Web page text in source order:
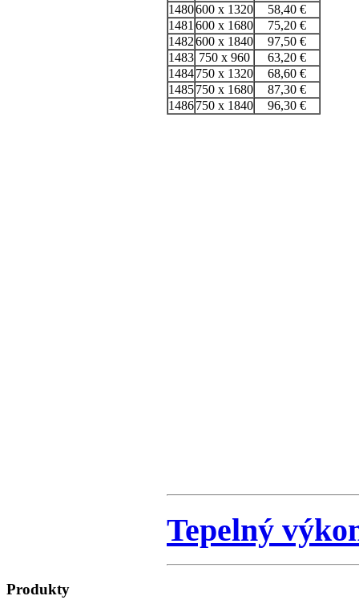
1480600 x 1320
58,40 €
1481600 x 1680
75,20 €
1482600 x 1840
97,50 €
1483 750 x 960
63,20 €
1484750 x 1320
68,60 €
1485750 x 1680
87,30 €
1486750 x 1840 96,30 €
Tepelný
Produkty